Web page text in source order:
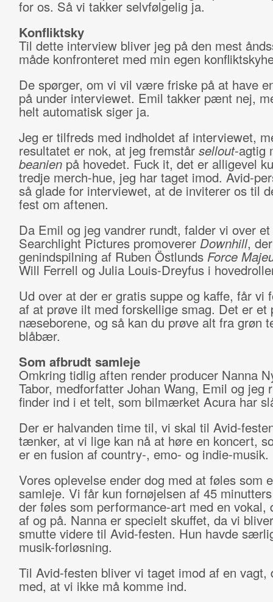
for os. Så vi takker selvfølgelig ja.
Konfliktsky
Til dette interview bliver jeg på den mest
måde konfronteret med min egen
De spørger, om vi vil være friske på at have
på under interviewet. Emil takker pænt nej,
helt automatisk siger ja.
Jeg er tilfreds med indholdet af interviewet,
resultatet er nok, at jeg fremstår sellout-agtig
beanienpå hovedet. Fuck it, det er alligevel
tredje merch-hue, jeg har taget imod. Avid-
så glade for interviewet, at de inviterer os til
fest om aftenen.
Da Emil og jeg vandrer rundt, falder vi over
Searchlight Pictures promoverer Downhill,
genindspilning af Ruben Östlunds Force
Will Ferrell og Julia Louis-Dreyfus i
Ud over at der er gratis suppe og kaffe, får vi
af at prøve ilt med forskellige smag. Det er et
næseborene, og så kan du prøve alt fra grøn
blåbær.
Som afbrudt samleje
Omkring tidlig aften render producer Nanna
Tabor, medforfatter Johan Wang, Emil og jeg
finder ind i et telt, som bilmærket Acura har
Der er halvanden time til, vi skal til Avid-
tænker, at vi lige kan nå at høre en koncert,
er en fusion af country-, emo- og indie-musik.
Vores oplevelse ender dog med at føles som
samleje. Vi får kun fornøjelsen af 45
der føles som performance-art med en vokal,
af og på. Nanna er specielt skuffet, da vi
smutte videre til Avid-festen. Hun havde
musik-forløsning.
Til Avid-festen bliver vi taget imod af en vagt,
med, at vi ikke må komme ind.